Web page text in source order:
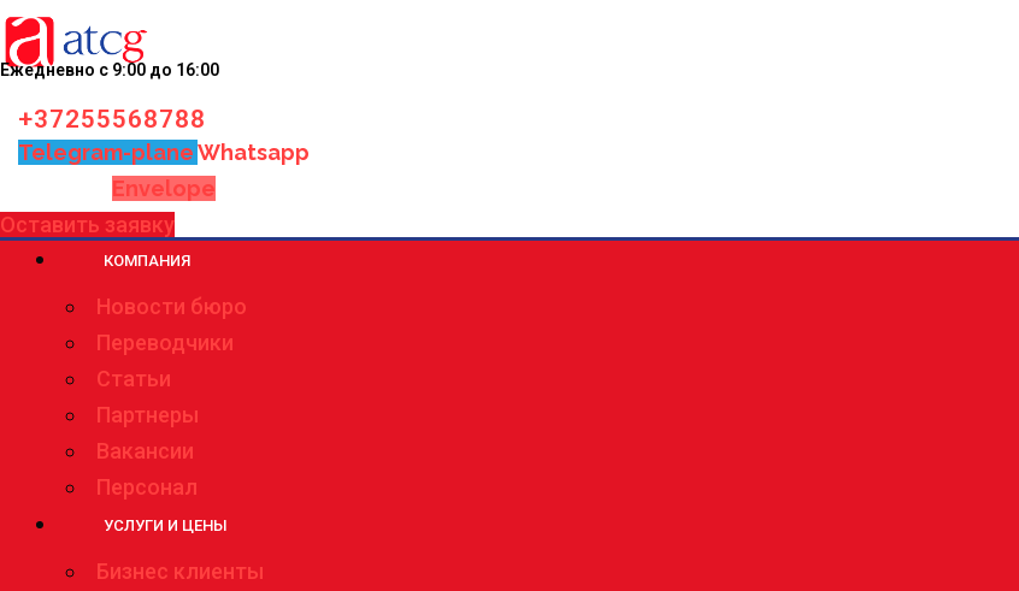
Ежедневно с 9:00 до 16:00
+37255568788
Telegram-planeWhatsapp
Envelope
Оставить заявку
КОМПАНИЯ
Новости бюро
Переводчики
Статьи
Партнеры
Вакансии
Персонал
УСЛУГИ И ЦЕНЫ
Бизнес клиенты